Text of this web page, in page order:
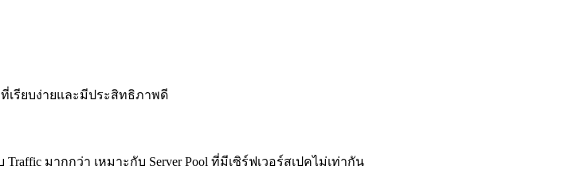
ที่เรียบง่ายและมีประสิทธิภาพดี
มากกว่า เหมาะกับ Server Pool ที่มีเซิร์ฟเวอร์สเปคไม่เท่ากัน